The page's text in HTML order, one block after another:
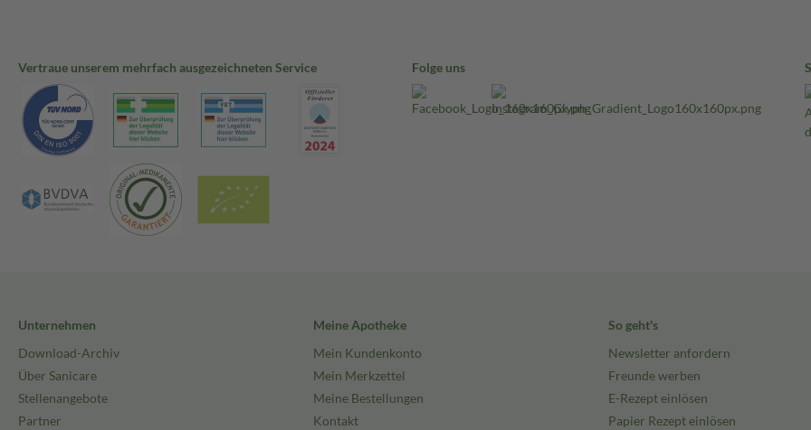
Vertraue unserem mehrfach ausgezeichneten Service Folge uns
Unternehmen
Download-Archiv
Über Sanicare
Stellenangebote
Partner
Meine Apotheke
Mein Kundenkonto
Mein Merkzettel
Meine Bestellungen
Kontakt
So geht's
Newsletter anfordern
Freunde werben
E-Rezept einlösen
Papier Rezept einlösen